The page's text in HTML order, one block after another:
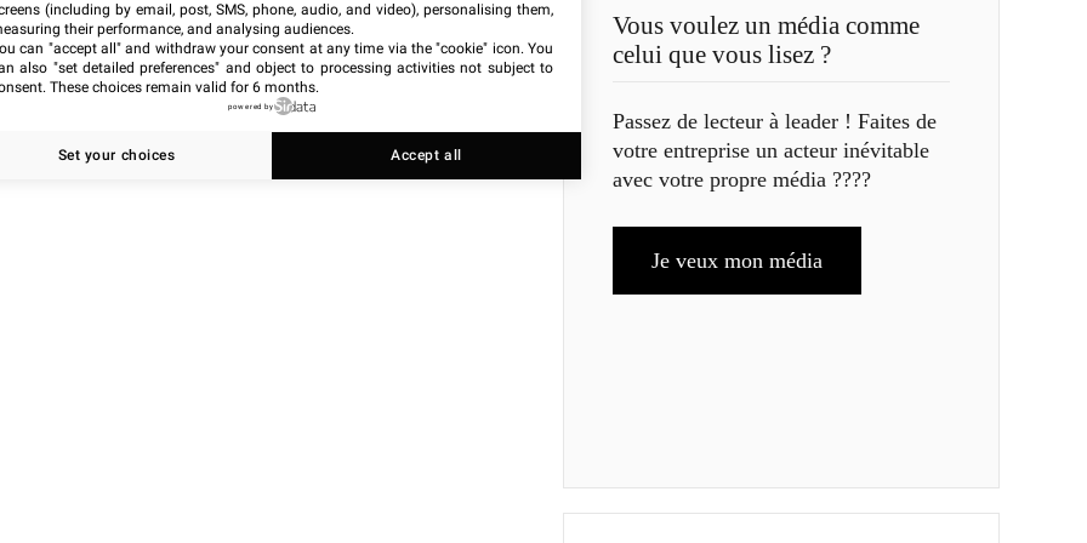
Vous voulez un média comme
celui que vous lisez ?
Passez de lecteur à leader ! Faites de
votre entreprise un acteur inévitable
avec votre propre média ????
Je veux mon média
(including by email, post, SMS, phone, audio, and video), personalising them,
their performance, and analysing audiences.
can "accept all" and withdraw your consent at any time via the "cookie" icon. You
also "set detailed preferences" and object to processing activities not subject to
These choices remain valid for 6 months.
powered by
Set your choices Accept all